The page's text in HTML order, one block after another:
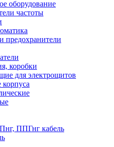
оборудование
частоты
предохранители
коробки
для электрощитов
ППГнг кабель